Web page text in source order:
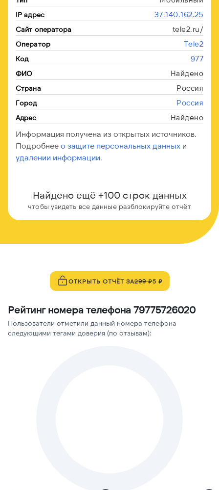
IP адрес 37.140.162.25
Сайт оператора tele2.ru/
Оператор Tele2
Код 977
ФИО Найдено
Страна Россия
Город Россия
Адрес Найдено
Информация получена из открытых источников.
Подробнее о защите персональных данных и
удалении информации.
Найдено ещё +100 строк данных
чтобы увидеть все данные разблокируйте отчёт
ОТКРЫТЬ ОТЧЁТ ЗА299 ₽5 ₽
Рейтинг номера телефона 79775726020
Пользователи отметили данный номера телефона
следующими тегами доверия (по отзывам):